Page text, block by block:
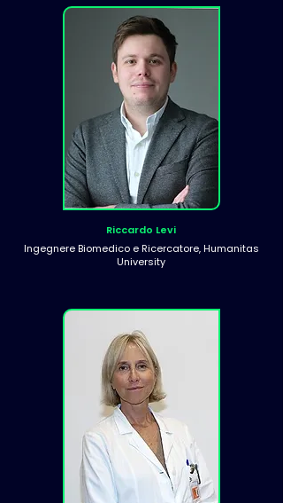
Riccardo Levi
Ingegnere Biomedico e Ricercatore, Humanitas
University